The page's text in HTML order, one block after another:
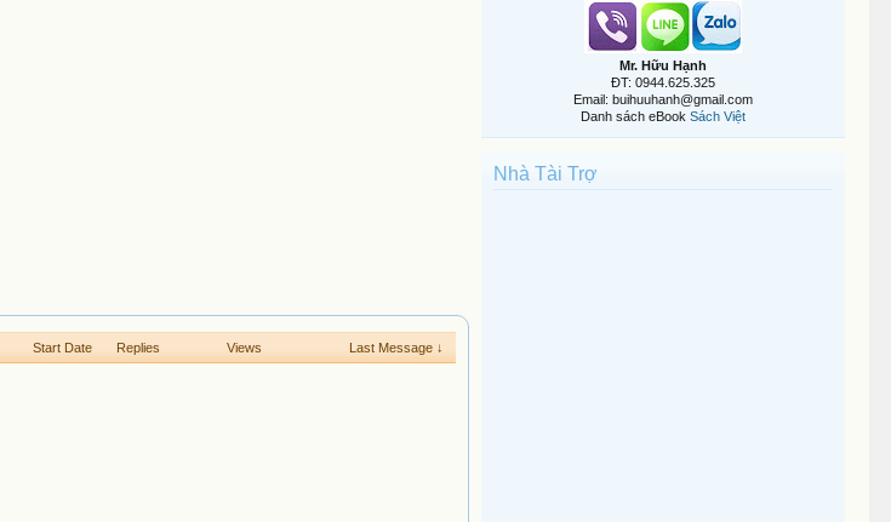
Start Date Replies Views Last Message ↓
Mr. Hữu Hạnh
ĐT: 0944.625.325
Email: buihuuhanh@gmail.com
Danh sách eBook Sách Việt
Nhà Tài Trợ